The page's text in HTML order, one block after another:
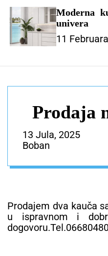
Moderna
univera
11
Prodaja
13 Jula, 2025
Boban
Prodajem dva kauča
u ispravnom i